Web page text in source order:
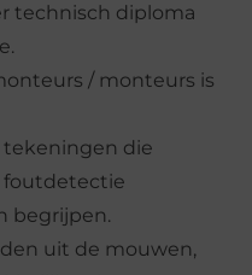
technisch diploma
/ monteurs is
die
foutdetectie
begrijpen.
uit de mouwen,